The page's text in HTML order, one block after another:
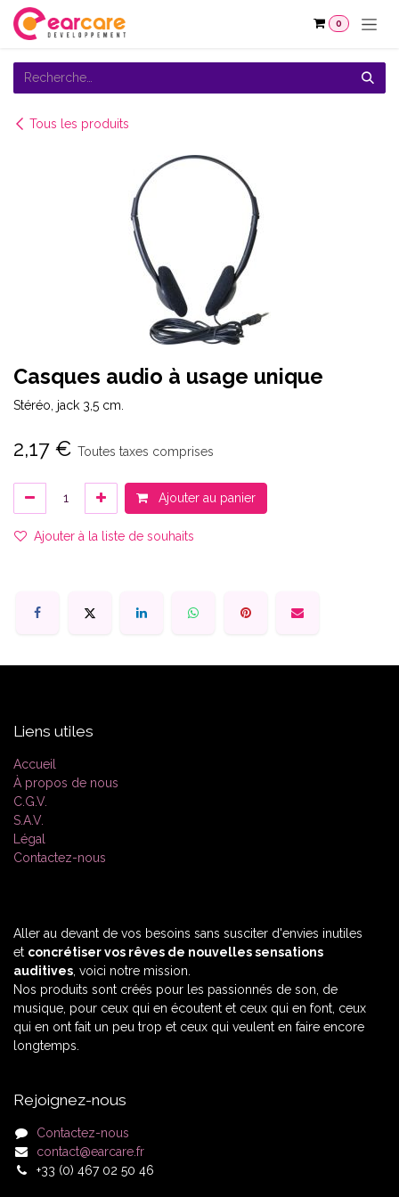
Se rendre au contenu
0
Tous les produits
Casques audio à usage unique
Stéréo, jack 3,5 cm.
2,17 € Toutes taxes comprises
Ajouter au panier
Ajouter à la liste de souhaits
Liens utiles
Accueil
À propos de nous
C.G.V.
S.A.V.
Légal
Contactez-nous
Aller au devant de vos besoins sans susciter d'envies inutiles
et concrétiser vos rêves de nouvelles sensations
auditives, voici notre mission.
Nos produits sont créés pour les passionnés de son, de
musique, pour ceux qui en écoutent et ceux qui en font, ceux
qui en ont fait un peu trop et ceux qui veulent en faire encore
longtemps.
Rejoignez-nous
Contactez-nous
contact@earcare.fr
+33 (0) 467 02 50 46